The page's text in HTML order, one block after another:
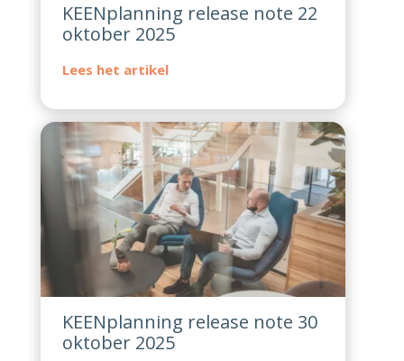
KEENplanning release note 22
oktober 2025
KEENplanning release note 30
oktober 2025